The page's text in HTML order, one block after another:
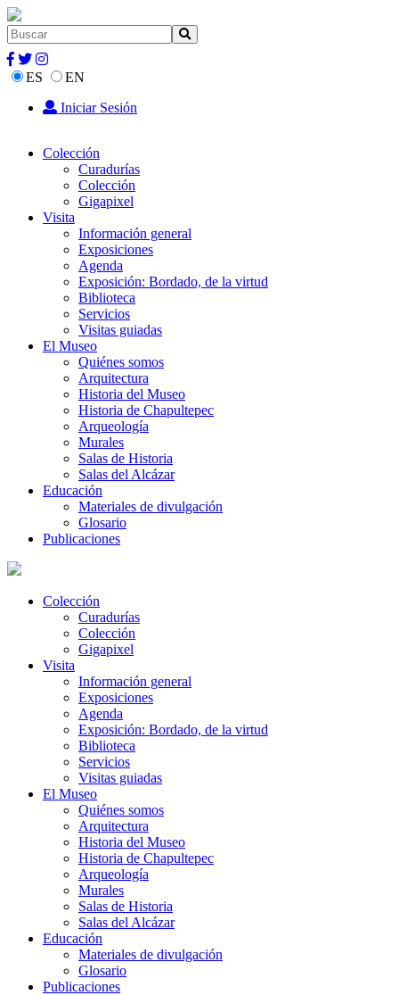
ES
EN
Iniciar Sesión
Colección
Curadurías
Colección
Gigapixel
Visita
Información general
Exposiciones
Agenda
Exposición: Bordado, de la virtud
Biblioteca
Servicios
Visitas guiadas
El Museo
Quiénes somos
Arquitectura
Historia del Museo
Historia de Chapultepec
Arqueología
Murales
Salas de Historia
Salas del Alcázar
Educación
Materiales de divulgación
Glosario
Publicaciones
Colección
Curadurías
Colección
Gigapixel
Visita
Información general
Exposiciones
Agenda
Exposición: Bordado, de la virtud
Biblioteca
Servicios
Visitas guiadas
El Museo
Quiénes somos
Arquitectura
Historia del Museo
Historia de Chapultepec
Arqueología
Murales
Salas de Historia
Salas del Alcázar
Educación
Materiales de divulgación
Glosario
Publicaciones